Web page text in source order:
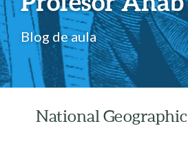
Blog de aula
National Geographic